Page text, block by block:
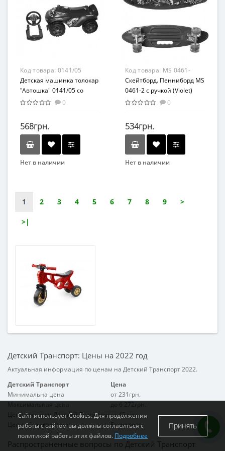
Возрастная группа
От 1 года
Материал
Код товара: 0141/05
Детская машинка толокар
"Автошка" 0141/05 со
спинкой
0
568грн.
Нет в наличии
Вид
Возраст
Код товара: MS 0461-
2(Violet)
Скейтборд. Пенниборд MS
0461-2 с ручкой (Violet)
0
534грн.
Нет в наличии
1 2 3 4 5 6 7 8 9 >
>|
Детский Транспорт: Цены на 2022 год
Актуальная информация по ценам на Детский Транспорт 2022.
Детский Транспорт
Цена
Минимальна цена
от 231грн.
Цена доставки Детский Транспортот 45 грн.
Цена обслуживания
Бесплатно
Распространенные вопросы по Детский Транспорт
Сайт использует Cookies. Для продолжения
работы с сайтом вы должны согласиться с
политикой работы этих файлов. Подробнее
Принять